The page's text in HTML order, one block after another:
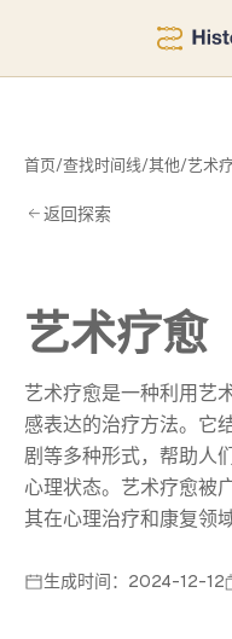
首页/查找时间线/其他/艺术
返回探索
艺术疗愈
艺术疗愈是一种利用艺
感表达的治疗方法。它
剧等多种形式，帮助人
心理状态。艺术疗愈被
其在心理治疗和康复领
生成时间：2024-12-12